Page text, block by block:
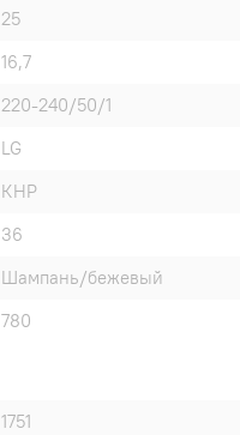
25
16,7
220-240/50/1
LG
КНР
36
Шампань/бежевый
780
1751